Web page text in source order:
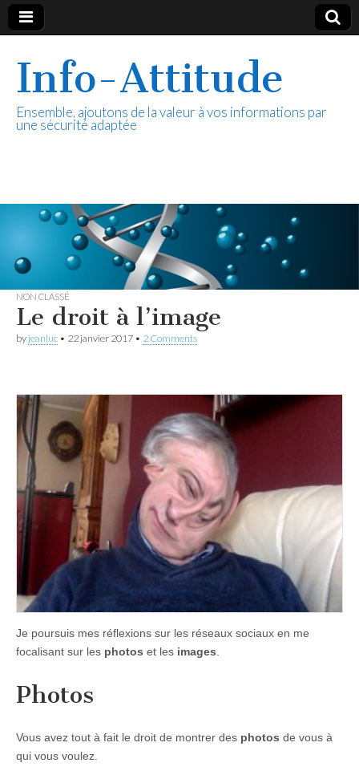
Info-Attitude
Ensemble, ajoutons de la valeur à vos informations par
une sécurité adaptée
NON CLASSÉ
Le droit à l’image
by jeanluc • 22 janvier 2017 • 2 Comments
Je poursuis mes réflexions sur les réseaux sociaux en me
focalisant sur les photos et les images
Photos
Vous avez tout à fait le droit de montrer des photos de vous à
qui vous voulez.